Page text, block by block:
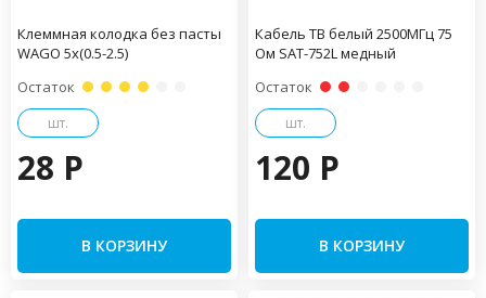
Клеммная колодка без пасты
WAGO 5х(0.5-2.5)
Остаток
шт.
28 P
В КОРЗИНУ
Кабель ТВ белый 2500МГц 75
Ом SAT-752L медный
Остаток
шт.
120 P
В КОРЗИНУ